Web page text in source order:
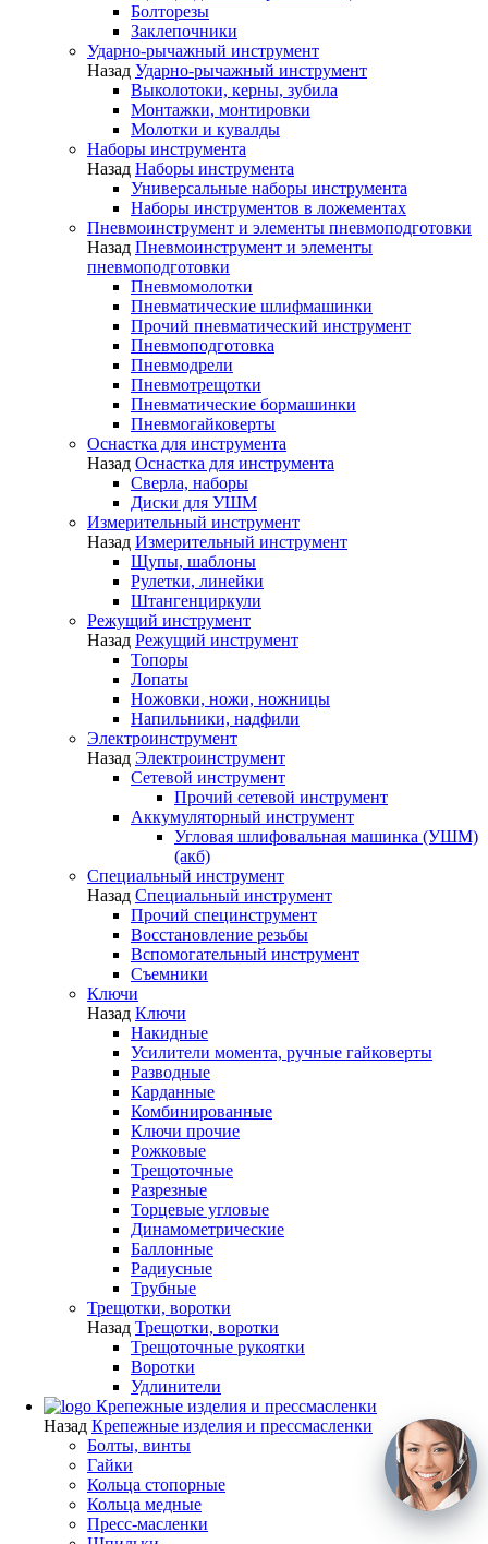
Болторезы
Заклепочники
Ударно-рычажный инструмент
Назад Ударно-рычажный инструмент
Выколотоки, керны, зубила
Монтажки, монтировки
Молотки и кувалды
Наборы инструмента
Назад Наборы инструмента
Универсальные наборы инструмента
Наборы инструментов в ложементах
Пневмоинструмент и элементы пневмоподготовки
Назад Пневмоинструмент и элементы
пневмоподготовки
Пневмомолотки
Пневматические шлифмашинки
Прочий пневматический инструмент
Пневмоподготовка
Пневмодрели
Пневмотрещотки
Пневматические бормашинки
Пневмогайковерты
Оснастка для инструмента
Назад Оснастка для инструмента
Сверла, наборы
Диски для УШМ
Измерительный инструмент
Назад Измерительный инструмент
Щупы, шаблоны
Рулетки, линейки
Штангенциркули
Режущий инструмент
Назад Режущий инструмент
Топоры
Лопаты
Ножовки, ножи, ножницы
Напильники, надфили
Электроинструмент
Назад Электроинструмент
Сетевой инструмент
Прочий сетевой инструмент
Аккумуляторный инструмент
Угловая шлифовальная машинка (УШМ)
(акб)
Специальный инструмент
Назад Специальный инструмент
Прочий специнструмент
Восстановление резьбы
Вспомогательный инструмент
Съемники
Ключи
Назад Ключи
Накидные
Усилители момента, ручные гайковерты
Разводные
Карданные
Комбинированные
Ключи прочие
Рожковые
Трещоточные
Разрезные
Торцевые угловые
Динамометрические
Баллонные
Радиусные
Трубные
Трещотки, воротки
Назад Трещотки, воротки
Трещоточные рукоятки
Воротки
Удлинители
Крепежные изделия и прессмасленки
Назад Крепежные изделия и прессмасленки
Болты, винты
Гайки
Кольца стопорные
Кольца медные
Пресс-масленки